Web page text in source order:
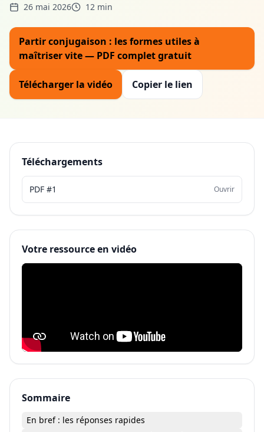
26 mai 2026 12 min
Partir conjugaison : les formes utiles à
maîtriser vite — PDF complet gratuit
Télécharger la vidéo Copier le lien
Téléchargements
PDF #1 Ouvrir
Votre ressource en vidéo
Sommaire
En bref : les réponses rapides